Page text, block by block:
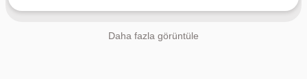
Daha fazla görüntüle